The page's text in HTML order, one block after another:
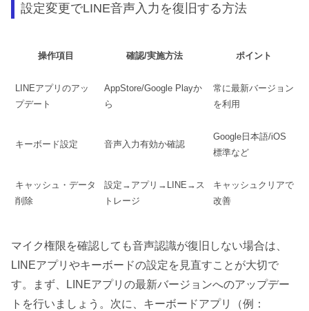
設定変更でLINE音声入力を復旧する方法
操作項目 確認/実施方法 ポイント
LINEアプリのアッ
プデート
AppStore/Google Playか
ら
常に最新バージョン
を利用
キーボード設定 音声入力有効か確認
Google日本語/iOS
標準など
キャッシュ・データ
削除
設定→アプリ→LINE→ス
トレージ
キャッシュクリアで
改善
マイク権限を確認しても音声認識が復旧しない場合は、
LINEアプリやキーボードの設定を見直すことが大切で
す。まず、LINEアプリの最新バージョンへのアップデー
トを行いましょう。次に、キーボードアプリ（例：